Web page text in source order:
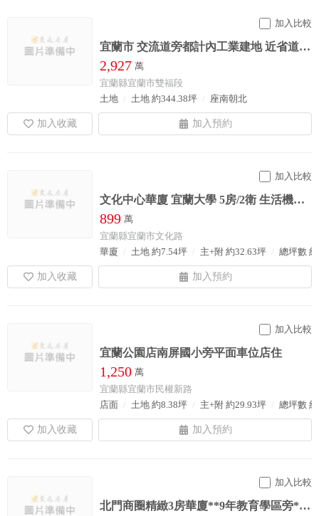
加入比較
宜蘭市 交流道旁都計內工業建地 近省道 交通動線佳 多筆
2,927 萬
宜蘭縣宜蘭市雙福段
土地
土地 約344.38坪 座南朝北
加入比較
文化中心華廈 宜蘭大學 5房/2衛 生活機能完善 採光佳
899 萬
宜蘭縣宜蘭市文化路
華廈
土地 約7.54坪 主+附 約32.63坪 總坪數
加入比較
宜蘭公園店南屏國小旁平面車位店住
1,250 萬
宜蘭縣宜蘭市民權新路
店面
土地 約8.38坪 主+附 約29.93坪 總坪數
加入比較
北門商圈精緻3房華廈**9年教育學區旁**生活機能佳**低總價**